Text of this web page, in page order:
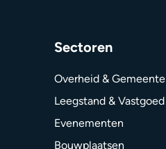
Sectoren
Overheid & Gemeente
Leegstand & Vastgoed
Evenementen
Bouwplaatsen